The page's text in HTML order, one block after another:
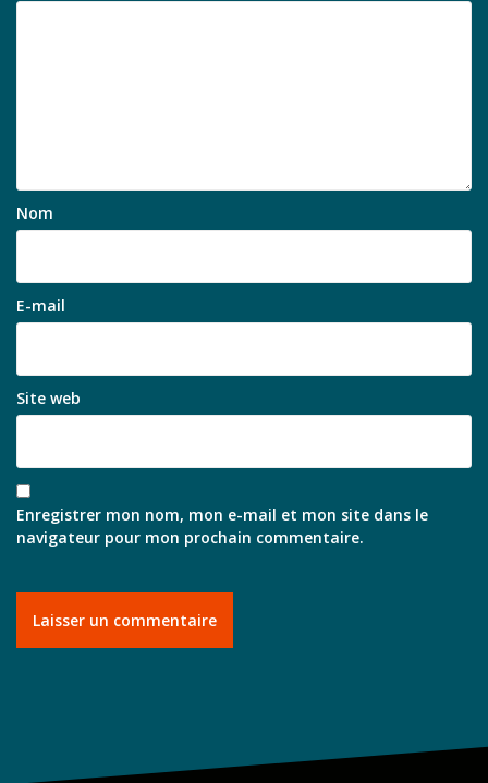
Nom
E-mail
Site web
Enregistrer mon nom, mon e-mail et mon site dans le
navigateur pour mon prochain commentaire.